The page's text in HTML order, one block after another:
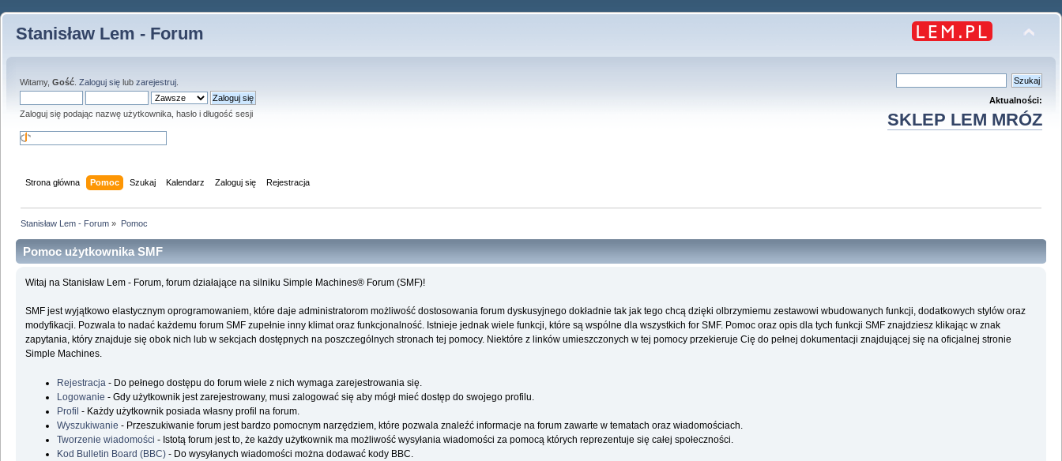
Stanisław Lem - Forum
Witamy, Gość Zaloguj się lub zarejestruj
Zaloguj się podając nazwę użytkownika, hasło i długość sesji
Aktualności:
SKLEP LEM MRÓZ
Strona główna Pomoc Szukaj Kalendarz Zaloguj się Rejestracja
Stanisław Lem - Forum » Pomoc
Pomoc użytkownika SMF
Witaj na Stanisław Lem - Forum, forum działające na silniku Simple Machines® Forum (SMF)!
SMF jest wyjątkowo elastycznym oprogramowaniem, które daje administratorom możliwość dostosowania forum dyskusyjnego dokładnie tak jak tego chcą dzięki olbrzymiemu zestawowi wbudowanych funkcji, dodatkowych stylów oraz
modyfikacji. Pozwala to nadać każdemu forum SMF zupełnie inny klimat oraz funkcjonalność. Istnieje jednak wiele funkcji, które są wspólne dla wszystkich for SMF. Pomoc oraz opis dla tych funkcji SMF znajdziesz klikając w znak
zapytania, który znajduje się obok nich lub w sekcjach dostępnych na poszczególnych stronach tej pomocy. Niektóre z linków umieszczonych w tej pomocy przekieruje Cię do pełnej dokumentacji znajdującej się na oficjalnej stronie
Simple Machines.
Rejestracja - Do pełnego dostępu do forum wiele z nich wymaga zarejestrowania się.
Logowanie - Gdy użytkownik jest zarejestrowany, musi zalogować się aby mógł mieć dostęp do swojego profilu.
Profil - Każdy użytkownik posiada własny profil na forum.
Wyszukiwanie - Przeszukiwanie forum jest bardzo pomocnym narzędziem, które pozwala znaleźć informacje na forum zawarte w tematach oraz wiadomościach.
Tworzenie wiadomości - Istotą forum jest to, że każdy użytkownik ma możliwość wysyłania wiadomości za pomocą których reprezentuje się całej społeczności.
Kod Bulletin Board (BBC) - Do wysyłanych wiadomości można dodawać kody BBC.